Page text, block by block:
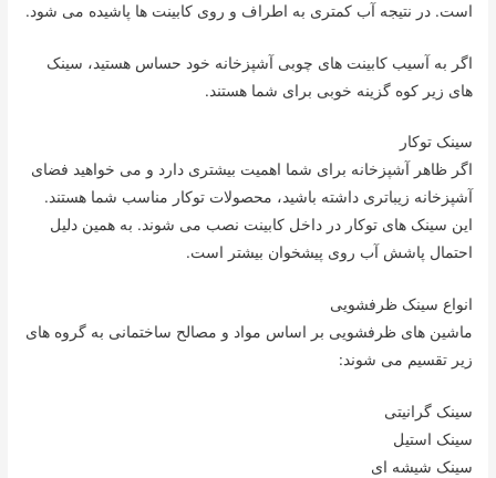
است. در نتیجه آب کمتری به اطراف و روی کابینت ها پاشیده می شود.
اگر به آسیب کابینت های چوبی آشپزخانه خود حساس هستید، سینک
های زیر کوه گزینه خوبی برای شما هستند.
سینک توکار
اگر ظاهر آشپزخانه برای شما اهمیت بیشتری دارد و می خواهید فضای
آشپزخانه زیباتری داشته باشید، محصولات توکار مناسب شما هستند.
این سینک های توکار در داخل کابینت نصب می شوند. به همین دلیل
احتمال پاشش آب روی پیشخوان بیشتر است.
انواع سینک ظرفشویی
ماشین های ظرفشویی بر اساس مواد و مصالح ساختمانی به گروه های
زیر تقسیم می شوند:
سینک گرانیتی
سینک استیل
سینک شیشه ای